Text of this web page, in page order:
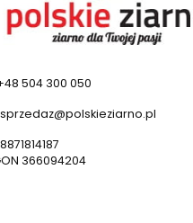
504 300 050
sprzedaz@polskieziarno.pl
366094204